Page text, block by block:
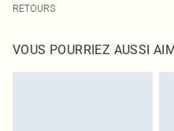
Livraison express France
Jusqu'à 2-3 jours ouvrables
RETOURS
pour nous retourner un article.
Veuillez noter que nous ne pouvons
VOUS POURRIEZ AUSSI